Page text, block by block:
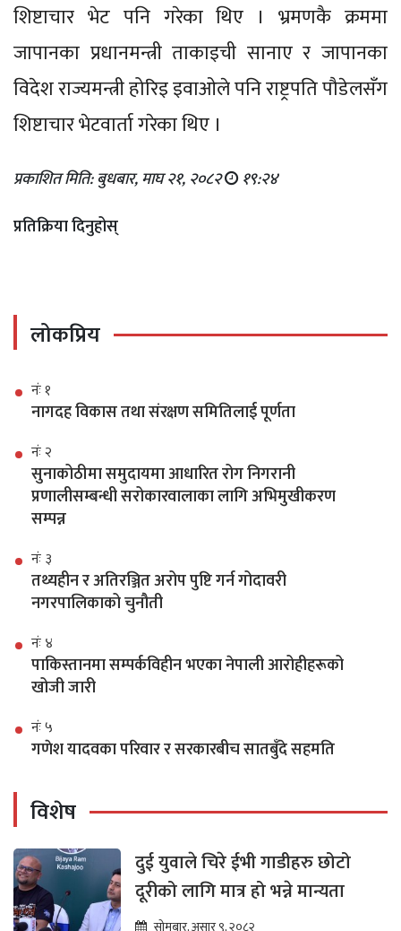
शिष्टाचार भेट पनि गरेका थिए । भ्रमणकै क्रममा
जापानका प्रधानमन्त्री ताकाइची सानाए र जापानका
विदेश राज्यमन्त्री होरिइ इवाओले पनि राष्ट्रपति पौडेलसँग
शिष्टाचार भेटवार्ता गरेका थिए ।
प्रकाशित मिति: बुधबार, माघ २१, २०८२ १९:२४
प्रतिक्रिया दिनुहोस्
लोकप्रिय
नंः १
नागदह विकास तथा संरक्षण समितिलाई पूर्णता
नंः २
सुनाकोठीमा समुदायमा आधारित रोग निगरानी
प्रणालीसम्बन्धी सरोकारवालाका लागि अभिमुखीकरण
सम्पन्न
नंः ३
तथ्यहीन र अतिरञ्जित अरोप पुष्टि गर्न गोदावरी
नगरपालिकाको चुनौती
नंः ४
पाकिस्तानमा सम्पर्कविहीन भएका नेपाली आरोहीहरूको
खोजी जारी
नंः ५
गणेश यादवका परिवार र सरकारबीच सातबुँदे सहमति
विशेष
दुई युवाले चिरे ईभी गाडीहरु छोटो
दूरीको लागि मात्र हो भन्ने मान्यता